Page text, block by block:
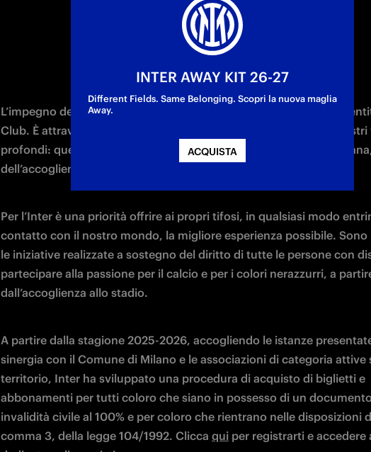
L’impegno dell’Inter a favore dell’inclusione sociale è parte
Club. È attraverso i nostri progetti di CSR che comunichiamo i
profondi: quelli del rispetto, della comunità, della competizione
dell’accoglienza e del contrasto a ogni forma di discriminazione.
Per l’Inter è una priorità offrire ai propri tifosi, in qualsiasi modo
contatto con il nostro mondo, la migliore esperienza possibile.
le iniziative realizzate a sostegno del diritto di tutte le persone con
partecipare alla passione per il calcio e per i colori nerazzurri, a
dall’accoglienza allo stadio.
A partire dalla stagione 2025-2026, accogliendo le istanze
sinergia con il Comune di Milano e le associazioni di categoria attive
territorio, Inter ha sviluppato una procedura di acquisto di biglietti e
abbonamenti per tutti coloro che siano in possesso di un
invalidità civile al 100% e per coloro che rientrano nelle disposizioni
comma 3, della legge 104/1992. Clicca qui per registrarti e accedere
INTER AWAY KIT 26-27
Different Fields. Same Belonging. Scopri la nuova maglia
Away.
ACQUISTA